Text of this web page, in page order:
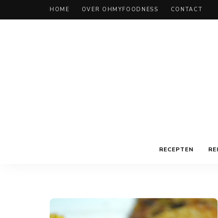
HOME OVER OHMYFOODNESS CONTACT
RECEPTEN